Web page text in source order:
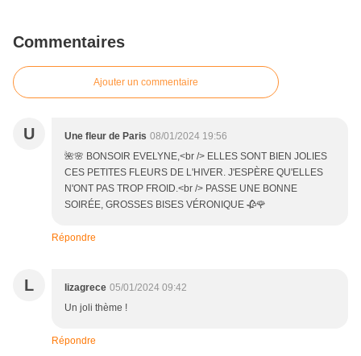
Commentaires
Ajouter un commentaire
U Une fleur de Paris 08/01/2024 19:56
🌺🌸 BONSOIR EVELYNE,<br /> ELLES SONT BIEN JOLIES
CES PETITES FLEURS DE L'HIVER. J'ESPÈRE QU'ELLES
N'ONT PAS TROP FROID.<br /> PASSE UNE BONNE
SOIRÉE, GROSSES BISES VÉRONIQUE 🥀🌹
Répondre
L lizagrece 05/01/2024 09:42
Un joli thème !
Répondre